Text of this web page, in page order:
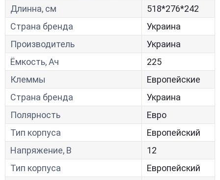
Длинна, см
518*276*242
Страна бренда
Украина
Производитель
Украина
Ёмкость, Ач
225
Клеммы
Европейские
Страна бренда
Украина
Полярность
Евро
Тип корпуса
Европейский
Напряжение, В
12
Тип корпуса
Европейский